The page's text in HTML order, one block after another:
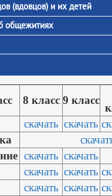
(вдовцов) и их детей
общежитиях
8 класс 9 класс
скачать скачать
скачать скачать
скачать скачать
скачать скачать